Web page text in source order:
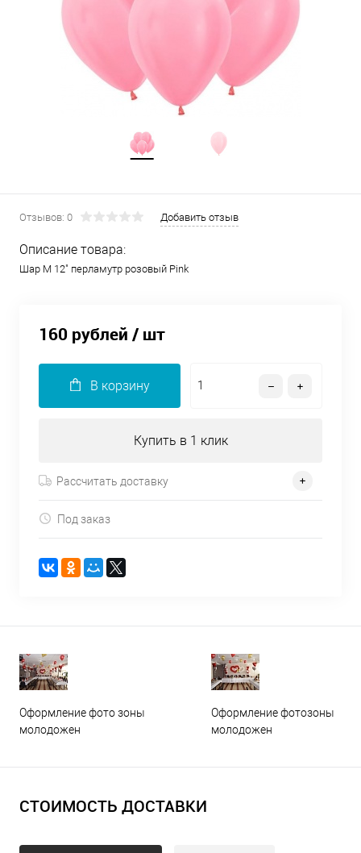
Отзывов: 0 Добавить отзыв
Описание товара:
Шар М 12" перламутр розовый Pink
160 рублей / шт
В корзину
Купить в 1 клик
Рассчитать доставку
Под заказ
Оформление фото зоны
молодожен
Оформление фотозоны
молодожен
СТОИМОСТЬ ДОСТАВКИ